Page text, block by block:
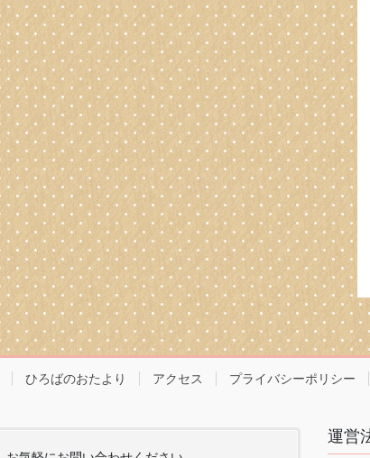
ひろばのおたより アクセス プライバシーポリシー
運営